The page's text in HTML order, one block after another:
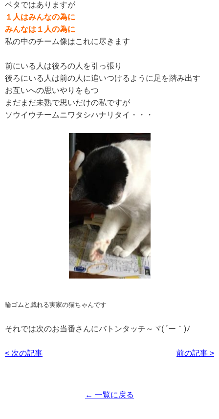
ベタではありますが
１人はみんなの為に
みんなは１人の為に
私の中のチーム像はこれに尽きます
前にいる人は後ろの人を引っ張り
後ろにいる人は前の人に追いつけるように足を踏み出す
お互いへの思いやりをもつ
まだまだ未熟で思いだけの私ですが
ソウイウチームニワタシハナリタイ・・・
輪ゴムと戯れる実家の猫ちゃんです
それでは次のお当番さんにバトンタッチ～ヾ( ´ー｀)ﾉ
< 次の記事 前の記事 >
← 一覧に戻る